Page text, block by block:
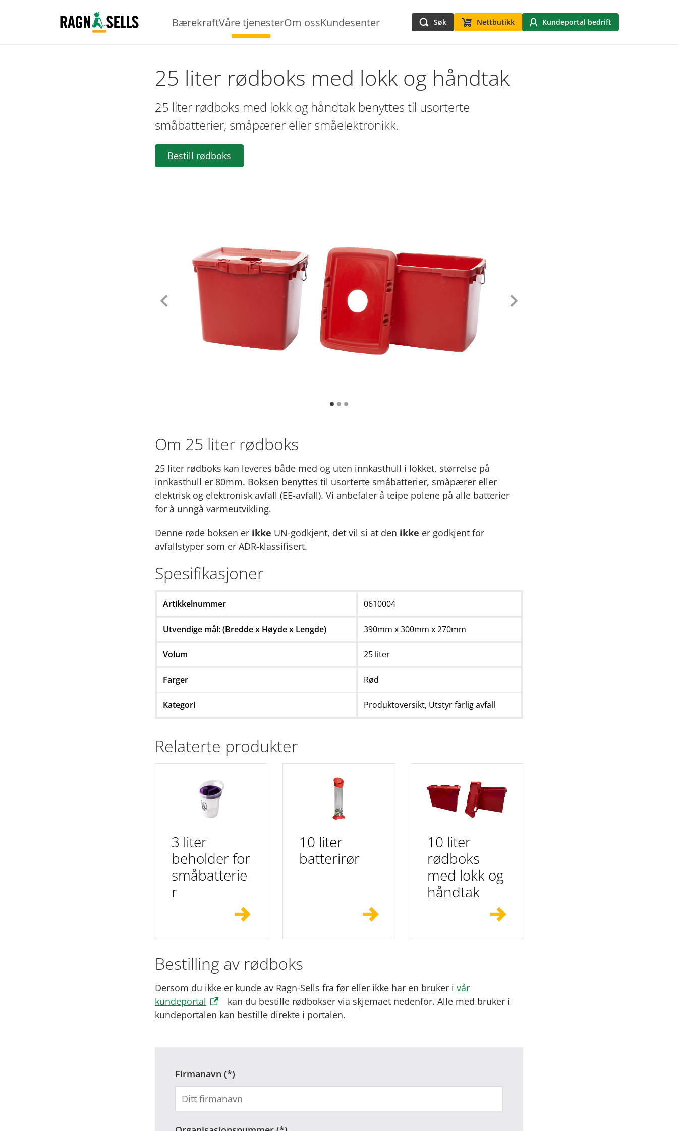
BærekraftVåre tjenesterOm ossKundesenter Søk Nettbutikk Kundeportal bedrift
25 liter rødboks med lokk og håndtak
25 liter rødboks med lokk og håndtak benyttes til usorterte
småbatterier, småpærer eller småelektronikk.
Bestill rødboks
Tidligere Neste
Om 25 liter rødboks
25 liter rødboks kan leveres både med og uten innkasthull i lokket, størrelse på
innkasthull er 80mm. Boksen benyttes til usorterte småbatterier, småpærer eller
elektrisk og elektronisk avfall (EE-avfall). Vi anbefaler å teipe polene på alle batterier
for å unngå varmeutvikling.
Denne røde boksen er ikke UN-godkjent, det vil si at den ikke er godkjent for
avfallstyper som er ADR-klassifisert.
Spesifikasjoner
Artikkelnummer 0610004
Utvendige mål: (Bredde x Høyde x Lengde) 390mm x 300mm x 270mm
Volum 25 liter
Farger Rød
Kategori Produktoversikt, Utstyr farlig avfall
Relaterte produkter
3 liter
beholder for
småbatterie
r
10 liter
batterirør
10 liter
rødboks
med lokk og
håndtak
Bestilling av rødboks
Dersom du ikke er kunde av Ragn-Sells fra før eller ikke har en bruker i vår
kundeportal
kan du bestille rødbokser via skjemaet nedenfor. Alle med bruker i
kundeportalen kan bestille direkte i portalen.
Firmanavn